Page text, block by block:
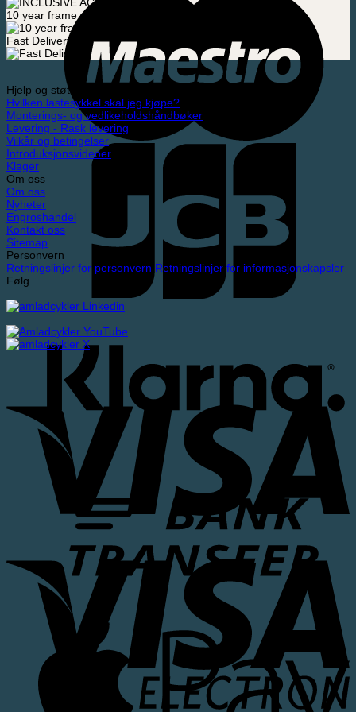
10 year frame warranty
Fast Delivery
Hjelp og støtte
Hvilken lastesykkel skal jeg kjøpe?
Monterings- og vedlikeholdshåndbøker
Levering - Rask levering
Vilkår og betingelser
Introduksjonsvideoer
Klager
Om oss
Om oss
Nyheter
Engroshandel
Kontakt oss
Sitemap
Personvern
Retningslinjer for personvern Retningslinjer for informasjonskapsler
Følg